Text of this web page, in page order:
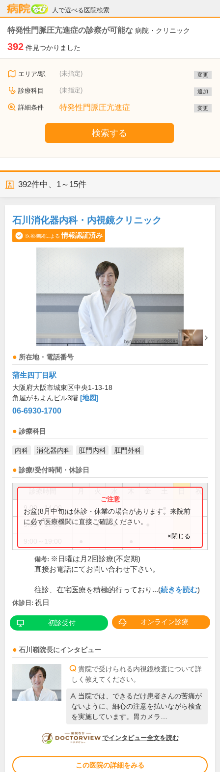
人で選べる医院検索
病院なび
特発性門脈圧亢進症の診察が可能な 病院・クリニック
392 件見つかりました
エリア/駅 (未指定) 変更
診療科目 (未指定) 追加
詳細条件 特発性門脈圧亢進症 変更
検索する
392件中、 1～15件
石川消化器内科・内視鏡クリニック
医療機関による 情報認証済み
所在地・電話番号
蒲生四丁目駅
大阪府大阪市城東区中央1-13-18
角屋がもよんビル3階 [地図]
06-6930-1700
診療科目
内科 消化器内科 肛門内科 肛門外科
診療/受付時間・休診日
祝
9:00～14:00
9:00～17:00 ● ●
お盆(8月中旬)は休診・休業の場合があります。来院前
に必ず医療機関に直接ご確認ください。
×閉じる
備考: ※日曜は月2回診療(不定期)
直接お電話にてお問い合わせ下さい。
往診、在宅医療を積極的行っており...(続きを読む)
休診日: 祝日
初診受付 オンライン診療
石川嶺院長にインタビュー
貴院で受けられる内視鏡検査について詳
しく教えてください。
当院では、できるだけ患者さんの苦痛が
ないように、細心の注意を払いながら検査
を実施しています。胃カメラ…
DOCTORVIEW
でインタビュー全文を読む
この医院の詳細をみる